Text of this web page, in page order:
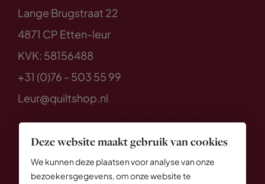
Deze website maakt gebruik van cookies
We kunnen deze plaatsen voor analyse van onze
bezoekersgegevens, om onze website te
Lange Brugstraat 22
4871 CP Etten-leur
KVK: 58156488
+31 (0)76 - 503 55 99
Leur@quiltshop.nl